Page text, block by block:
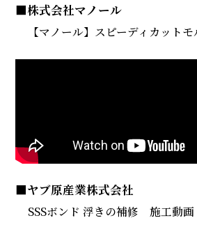
■株式会社マノール
【マノール】スピーディカット
■ヤブ原産業株式会社
SSSボンド 浮きの補修 施工動画